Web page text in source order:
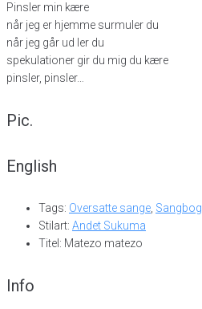
Pinsler min kære
når jeg er hjemme surmuler du
når jeg går ud ler du
spekulationer gir du mig du kære
pinsler, pinsler…
Pic.
English
Tags: Oversatte sange, Sangbog
Stilart: Andet Sukuma
Titel: Matezo matezo
Info